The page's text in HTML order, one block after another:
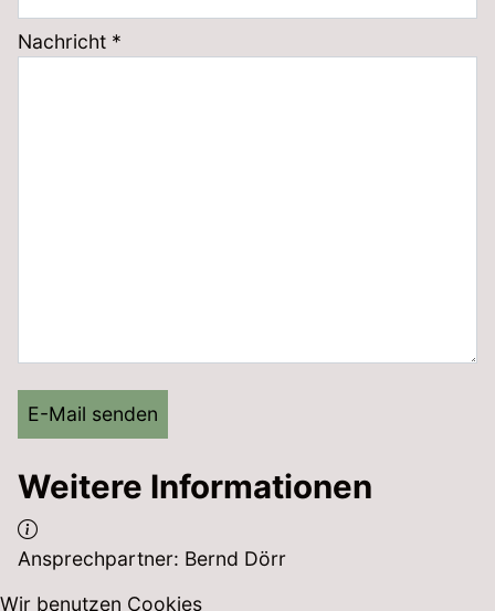
Nachricht *
E-Mail senden
Weitere Informationen
Weitere Informationen
Ansprechpartner: Bernd Dörr
Wir benutzen Cookies